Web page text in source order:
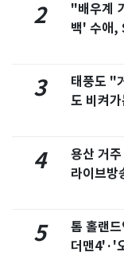
2
"배우계
백' 수애,
3
태풍도 "
도 비켜
4
용산 거
라이브방
5
톰 홀랜
더맨4'·'